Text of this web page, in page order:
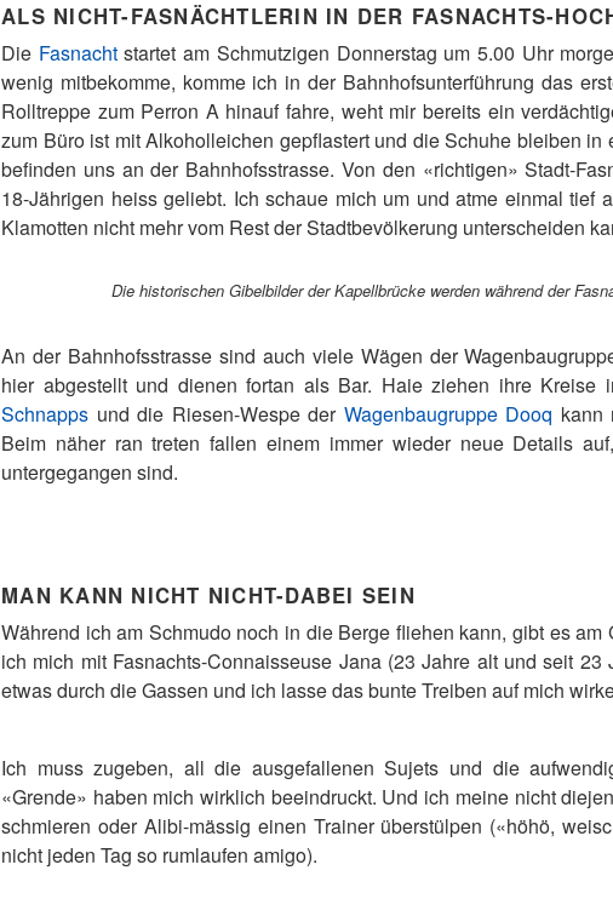
ALS NICHT-FASNÄCHTLERIN IN DER FASNACHTS-
Die Fasnachtstartet am Schmutzigen Donnerstag um 5.00 Uhr
wenig mitbekomme, komme ich in der Bahnhofsunterführung das
Rolltreppe zum Perron A hinauf fahre, weht mir bereits ein
zum Büro ist mit Alkoholleichen gepflastert und die Schuhe bleiben
befinden uns an der Bahnhofsstrasse. Von den «richtigen» Stadt-
18-Jährigen heiss geliebt. Ich schaue mich um und atme einmal tief
Klamotten nicht mehr vom Rest der Stadtbevölkerung unterscheiden
Die historischen Gibelbilder der Kapellbrücke werden während der
An der Bahnhofsstrasse sind auch viele Wägen der
hier abgestellt und dienen fortan als Bar. Haie ziehen ihre Kreise
Schnapps und die Riesen-Wespe der Wagenbaugruppe Dooq kann
Beim näher ran treten fallen einem immer wieder neue Details
untergegangen sind.
MAN KANN NICHT NICHT-DABEI SEIN
Während ich am Schmudo noch in die Berge fliehen kann, gibt es
ich mich mit Fasnachts-Connaisseuse Jana (23 Jahre alt und seit
etwas durch die Gassen und ich lasse das bunte Treiben auf mich
Ich muss zugeben, all die ausgefallenen Sujets und die
«Grende» haben mich wirklich beeindruckt. Und ich meine nicht
schmieren oder Alibi-mässig einen Trainer überstülpen («höhö,
nicht jeden Tag so rumlaufen amigo).